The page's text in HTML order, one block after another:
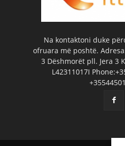
Na kontaktoni duke
ofruara më poshtë.
3 Dëshmorët pll. Jera 3
L42311017I